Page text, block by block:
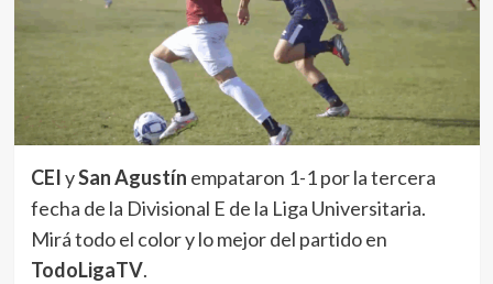
CEIySan Agustín empataron 1-1 por la tercera
fecha de la Divisional E de la Liga Universitaria.
Mirá todo el color y lo mejor del partido en
TodoLigaTV.